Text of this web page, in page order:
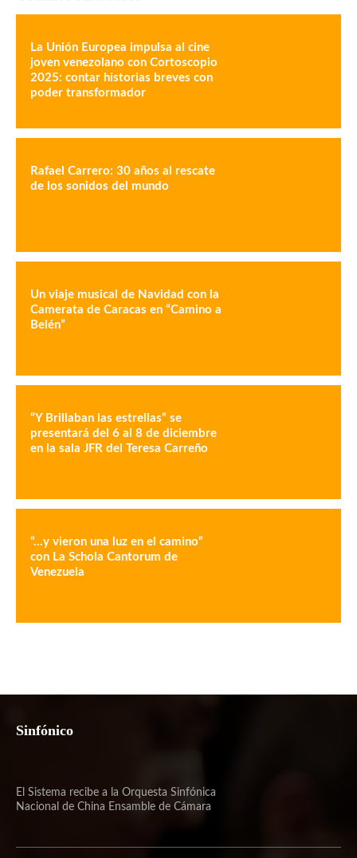
La Unión Europea impulsa al cine
joven venezolano con Cortoscopio
2025: contar historias breves con
poder transformador
Rafael Carrero: 30 años al rescate
de los sonidos del mundo
Un viaje musical de Navidad con la
Camerata de Caracas en “Camino a
Belén”
“Y Brillaban las estrellas” se
presentará del 6 al 8 de diciembre
en la sala JFR del Teresa Carreño
“…y vieron una luz en el camino”
con La Schola Cantorum de
Venezuela
Sinfónico
El Sistema recibe a la Orquesta Sinfónica
Nacional de China Ensamble de Cámara